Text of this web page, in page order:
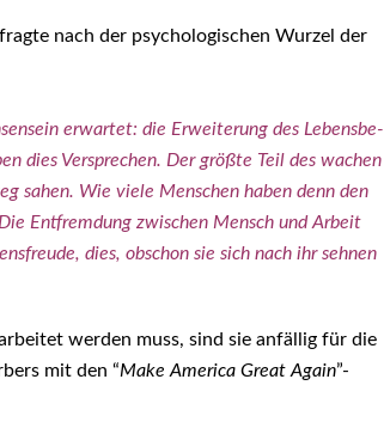
nach der psy­cho­lo­gi­schen Wur­zel der
erwar­tet: die Erwei­te­rung des Lebens­be­
dies Ver­spre­chen. Der größ­te Teil des wachen
sahen. Wie vie­le Men­schen haben denn den
Ent­frem­dung zwi­schen Mensch und Arbeit
dies, obschon sie sich nach ihr seh­nen
wer­den muss, sind sie anfäl­lig für die
mit den “Make Ame­ri­ca Gre­at Again”-